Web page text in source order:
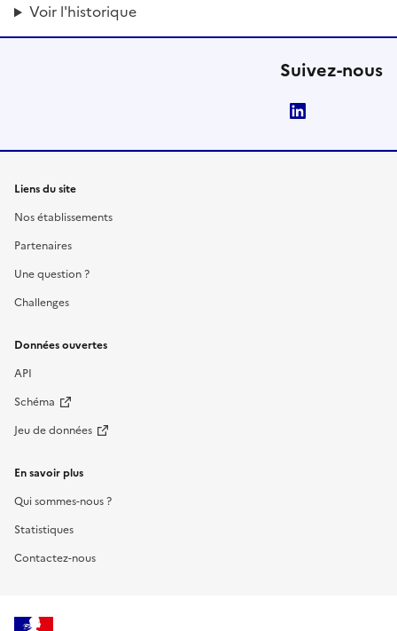
Voir l'historique
Suivez-nous
Liens du site
Nos établissements
Partenaires
Une question ?
Challenges
Données ouvertes
API
Schéma
Jeu de données
En savoir plus
Qui sommes-nous ?
Statistiques
Contactez-nous